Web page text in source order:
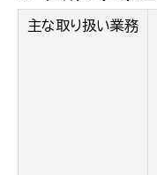
主な取り扱い業務